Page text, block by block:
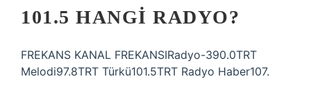
101.5 HANGI RADYO?
FREKANS KANAL FREKANSIRadyo-390.0TRT
Melodi97.8TRT Türkü101.5TRT Radyo Haber107.